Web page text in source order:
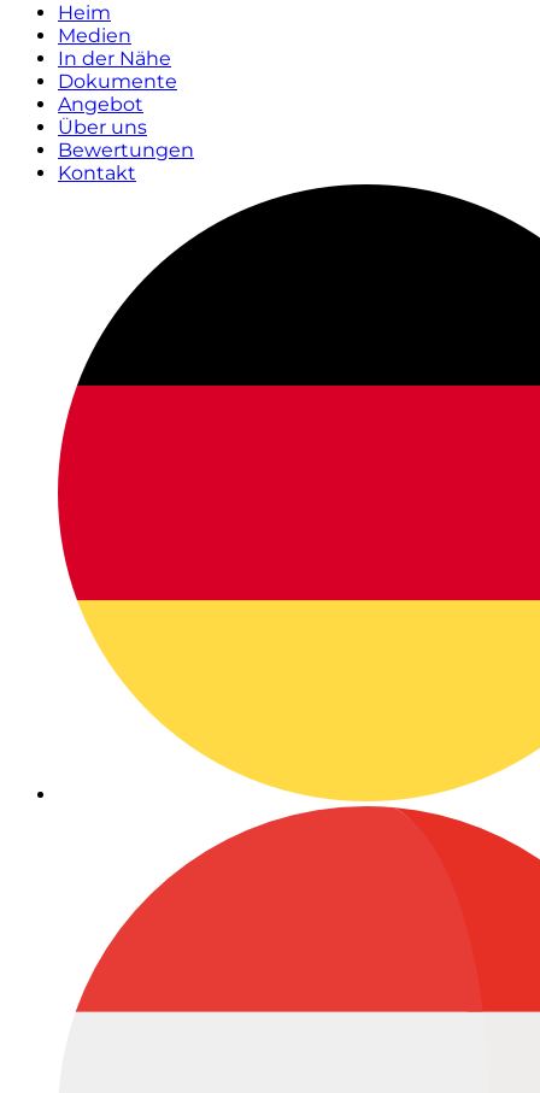
Heim
Medien
In der Nähe
Dokumente
Angebot
Über uns
Bewertungen
Kontakt